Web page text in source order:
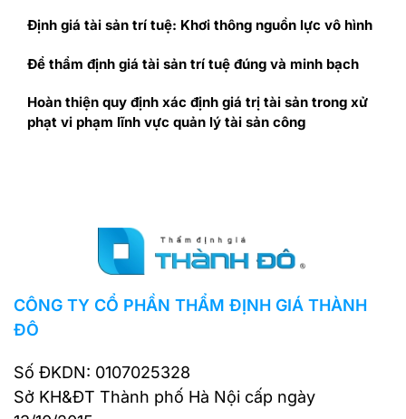
Định giá tài sản trí tuệ: Khơi thông nguồn lực vô hình
Để thẩm định giá tài sản trí tuệ đúng và minh bạch
Hoàn thiện quy định xác định giá trị tài sản trong xử
phạt vi phạm lĩnh vực quản lý tài sản công
CÔNG TY CỔ PHẦN THẨM ĐỊNH GIÁ THÀNH
ĐÔ
Số ĐKDN: 0107025328
Sở KH&ĐT Thành phố Hà Nội cấp ngày